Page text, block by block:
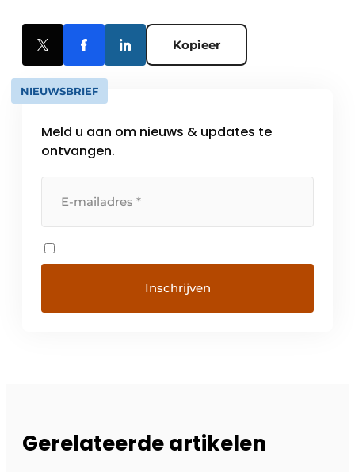
Kopieer
NIEUWSBRIEF
Meld u aan om nieuws & updates te
ontvangen.
Gerelateerde artikelen